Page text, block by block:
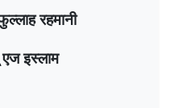
रहमानी
इस्लाम